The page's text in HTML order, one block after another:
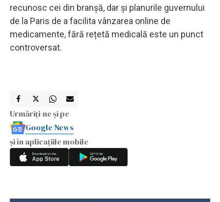
recunosc cei din branșă, dar și planurile guvernului
de la Paris de a facilita vânzarea online de
medicamente, fără rețetă medicală este un punct
controversat.
Urmăriți-ne și pe
Google News
și în aplicațiile mobile